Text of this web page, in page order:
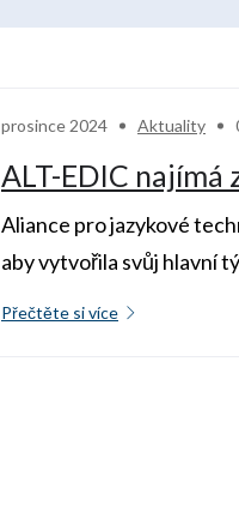
prosince 2024 Aktuality
ALT-EDIC najímá
Aliance pro jazykové
aby vytvořila svůj hlavní
Přečtěte si více